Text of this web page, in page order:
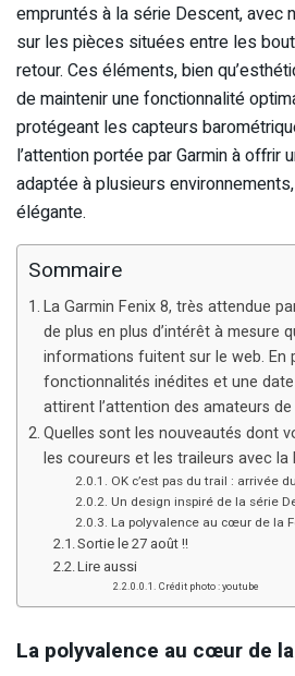
empruntés à la série Descent, avec
sur les pièces situées entre les
retour. Ces éléments, bien
de maintenir une fonctionnalité
protégeant les capteurs
l’attention portée par Garmin à offrir
adaptée à plusieurs
élégante.
Sommaire
La Garmin Fenix 8, très attendue
de plus en plus d’intérêt à mesure
informations fuitent sur le web. En
fonctionnalités inédites et une
attirent l’attention des amateurs de
Quelles sont les nouveautés dont
les coureurs et les traileurs avec la
OK c’est pas du trail : arrivée
Un design inspiré de la série
La polyvalence au cœur de la
Sortie le 27 août !!
Lire aussi
Crédit photo : youtube
La polyvalence au cœur de